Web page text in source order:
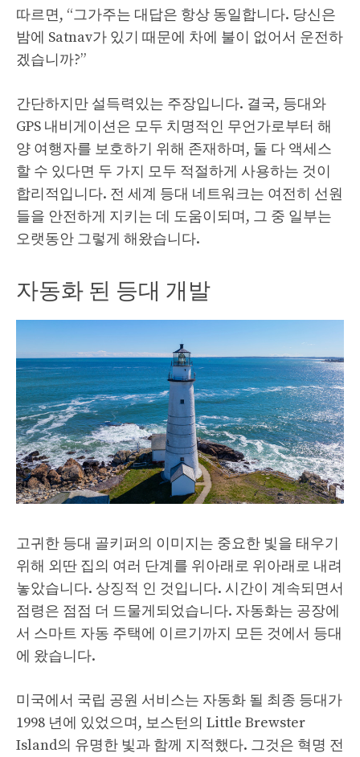
따르면, “그가주는 대답은 항상 동일합니다. 당신은
밤에 Satnav가 있기 때문에 차에 불이 없어서 운전하
겠습니까?”
간단하지만 설득력있는 주장입니다. 결국, 등대와
GPS 내비게이션은 모두 치명적인 무언가로부터 해
양 여행자를 보호하기 위해 존재하며, 둘 다 액세스
할 수 있다면 두 가지 모두 적절하게 사용하는 것이
합리적입니다. 전 세계 등대 네트워크는 여전히 선원
들을 안전하게 지키는 데 도움이되며, 그 중 일부는
오랫동안 그렇게 해왔습니다.
자동화 된 등대 개발
고귀한 등대 골키퍼의 이미지는 중요한 빛을 태우기
위해 외딴 집의 여러 단계를 위아래로 위아래로 내려
놓았습니다. 상징적 인 것입니다. 시간이 계속되면서
점령은 점점 더 드물게되었습니다. 자동화는 공장에
서 스마트 자동 주택에 이르기까지 모든 것에서 등대
에 왔습니다.
미국에서 국립 공원 서비스는 자동화 될 최종 등대가
1998 년에 있었으며, 보스턴의 Little Brewster
Island의 유명한 빛과 함께 지적했다. 그것은 혁명 전